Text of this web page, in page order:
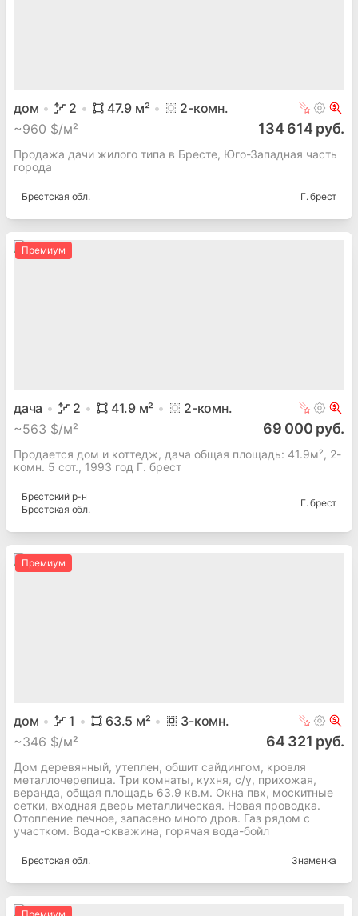
дом 2 47.9 м² 2-комн.
~960 $/м² 134 614 руб.
Продажа дачи жилого типа в Бресте, Юго-Западная часть
города
Брестская обл. Г. брест
Премиум
дача 2 41.9м² 2-комн.
~563 $/м² 69 000 руб.
Продается дом и коттедж, дача общая площадь: 41.9м², 2-
комн. 5 сот., 1993 год Г. брест
Брестский р-н
Брестская обл.
Г. брест
Премиум
дом 1 63.5 м² 3-комн.
~346 $/м² 64 321 руб.
Дом деревянный, утеплен, обшит сайдингом, кровля
металлочерепица. Три комнаты, кухня, с/у, прихожая,
веранда, общая площадь 63.9 кв.м. Окна пвх, москитные
сетки, входная дверь металлическая. Новая проводка.
Отопление печное, запасено много дров. Газ рядом с
участком. Вода-скважина, горячая вода-бойл
Брестская обл. Знаменка